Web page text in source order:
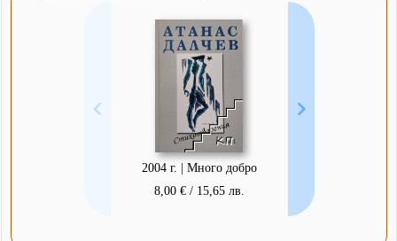
2004 г. | Много добро
8,00 € / 15,65 лв.